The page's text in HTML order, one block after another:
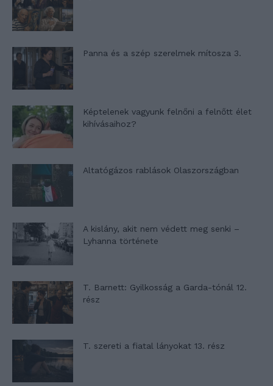
Panna és a szép szerelmek mítosza 3.
Képtelenek vagyunk felnőni a felnőtt élet
kihívásaihoz?
Altatógázos rablások Olaszországban
A kislány, akit nem védett meg senki –
Lyhanna története
T. Barnett: Gyilkosság a Garda-tónál 12.
rész
T. szereti a fiatal lányokat 13. rész